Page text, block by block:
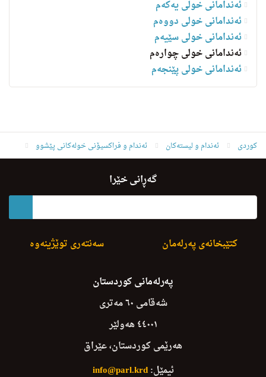
ئەندامانی خولی یەکەم
ئەندامانی خولی دووەم
ئەندامانی خولی سێیەم
ئەندامانی خولی چوارەم
ئه‌ندامانی خولی پێنجەم
کوردی ئه‌ندام و لیسته‌كان ئەندام و فراکسیۆنی خولەکانی پێشوو
شێركۆ حه‌مه‌ ئه‌مین قادر
گەڕانی خێرا
سەنتەری توێژینەوە کتێبخانەی پەرلەمان
پەرلەمانی کوردستان
شەقامی ٦٠ مەتری
٤٤٠٠١ هەولێر
هەرێمی کوردستان، عێراق
ئیمێل:info@parl.krd